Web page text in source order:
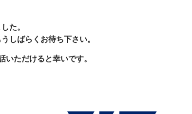
た。
しばらくお待ち下さい。
ただけると幸いです。